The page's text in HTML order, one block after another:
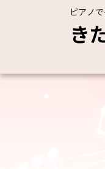
ピアノ
き